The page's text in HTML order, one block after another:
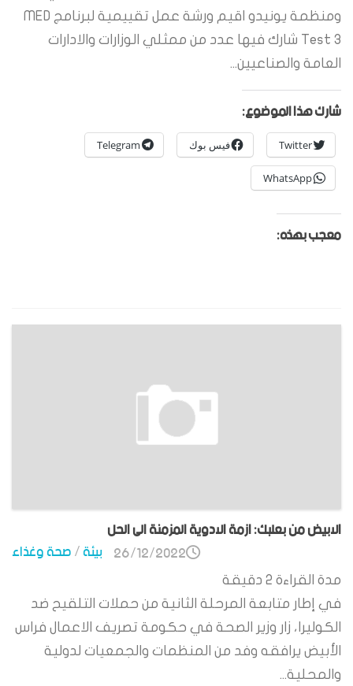
ومنظمة يونيدو اقيم ورشة عمل تقييمية لبرنامج MED
Test 3 شارك فيها عدد من ممثلي الوزارات والادارات
العامة والصناعيين...
شارك هذا الموضوع:
Twitter فيس بوك Telegram
WhatsApp
معجب بهذه:
الابيض من بعلبك: ازمة الادوية المزمنة الى الحل
بيئة/صحة وغذاء 26/12/2022
مدة القراءة 2 دقيقة
في إطار متابعة المرحلة الثانية من حملات التلقيح ضد
الكوليرا، زار وزير الصحة في حكومة تصريف الاعمال فراس
الأبيض يرافقه وفد من المنظمات والجمعيات لدولية
والمحلية...